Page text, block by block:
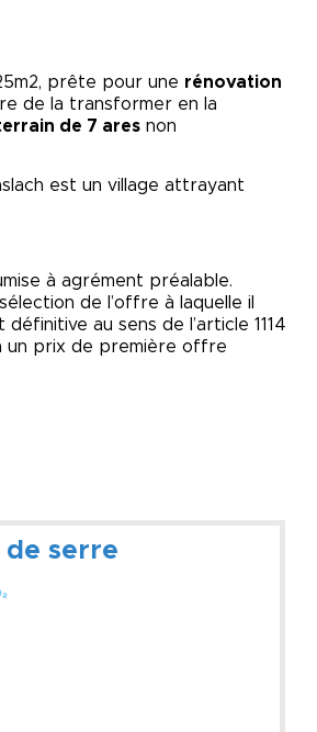
prête pour une rénovation
de la transformer en la
de 7 ares non
est un village attrayant
à agrément préalable.
de l’offre à laquelle il
au sens de l’article 1114
un prix de première offre
de serre